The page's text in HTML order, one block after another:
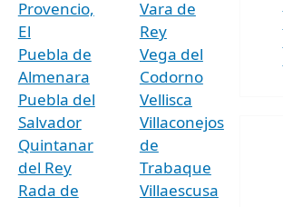
Provencio,
El
Puebla de
Almenara
Puebla del
Salvador
Quintanar
del Rey
Rada de
Vara de
Rey
Vega del
Codorno
Vellisca
Villaconejos
de
Trabaque
Villaescusa